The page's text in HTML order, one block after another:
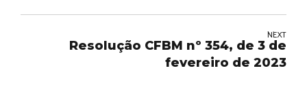
NEXT
Resolução CFBM nº 354, de 3 de
fevereiro de 2023